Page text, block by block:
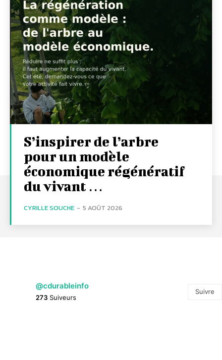
S’inspirer de l’arbre
pour un modèle
économique régénératif
du vivant …
CYRILLE SOUCHE - 5 AOÛT 2026
@cdurableinfo
273 Suiveurs
Suivre